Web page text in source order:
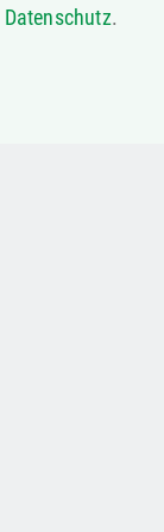
Datenschutz.